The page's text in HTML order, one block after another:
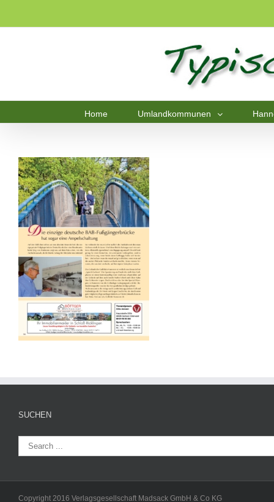
Home Umlandkommunen
SUCHEN
Copyright 2016 Verlagsgesellschaft Madsack GmbH & Co KG